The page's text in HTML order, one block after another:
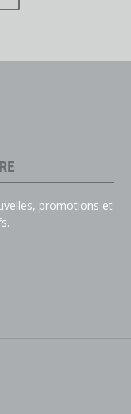
promotions et